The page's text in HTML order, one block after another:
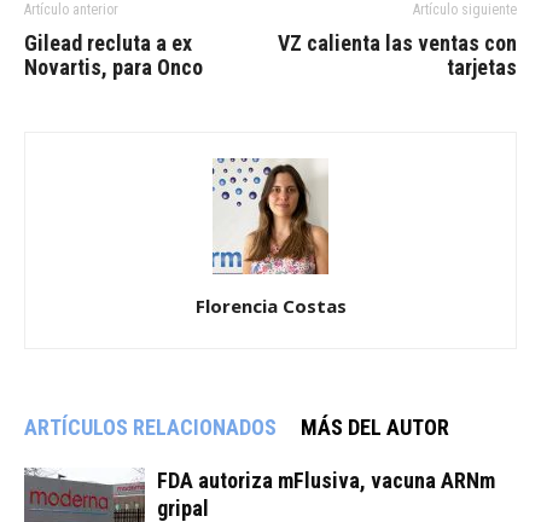
Artículo anterior
Gilead recluta a ex
Novartis, para Onco
Artículo siguiente
VZ calienta las ventas con
tarjetas
Florencia Costas
ARTÍCULOS RELACIONADOS MÁS DEL AUTOR
FDA autoriza mFlusiva, vacuna ARNm
gripal